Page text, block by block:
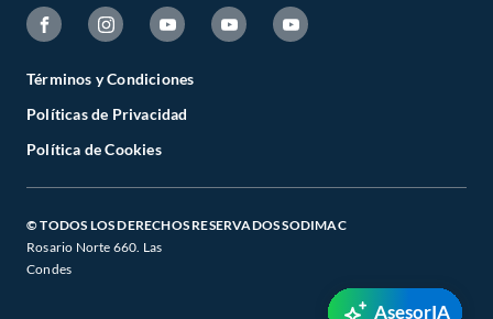
Términos y Condiciones
Políticas de Privacidad
Política de Cookies
© TODOS LOS DERECHOS RESERVADOS SODIMAC
Rosario Norte 660. Las
Condes
AsesorIA